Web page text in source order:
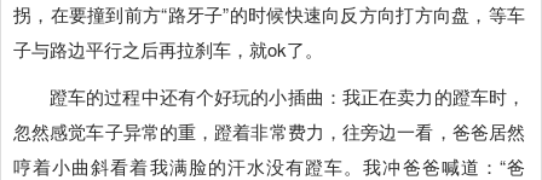
拐，在要撞到前方“路牙子”的时候快速向反方向打方向盘，等车
子与路边平行之后再拉刹车，就ok了。
蹬车的过程中还有个好玩的小插曲：我正在卖力的蹬车时，
忽然感觉车子异常的重，蹬着非常费力，往旁边一看，爸爸居然
哼着小曲斜看着我满脸的汗水没有蹬车。我冲爸爸喊道：“爸